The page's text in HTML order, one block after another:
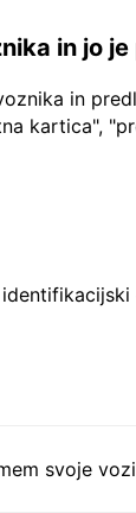
in jo
in
kartica",
svoje